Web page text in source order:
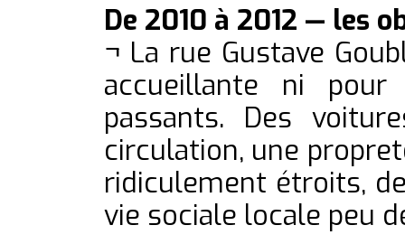
De 2010 à 2012 — les
¬ La rue Gustave
accueillante ni
passants. Des
circulation, une
ridiculement étroits,
vie sociale locale peu